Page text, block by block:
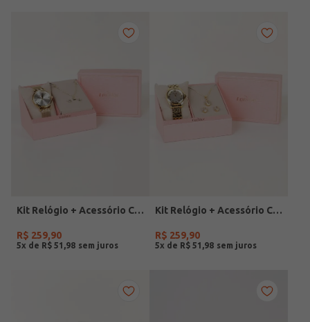
Kit Relógio + Acessório Condor Feminino DOURADO
R$ 259,90
5x de R$ 51 98
Kit Relógio + Acessório Condor Feminino DOURADO
R$ 259,90
5x de R$ 51 98